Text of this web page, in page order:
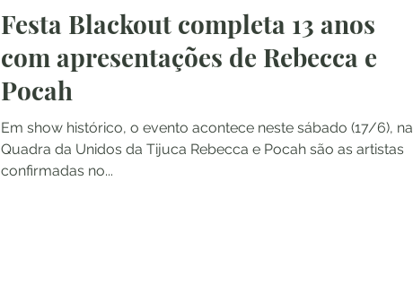
Festa Blackout completa 13 anos
com apresentações de Rebecca e
Pocah
Em show histórico, o evento acontece neste sábado (17/6), na
Quadra da Unidos da Tijuca Rebecca e Pocah são as artistas
confirmadas no...